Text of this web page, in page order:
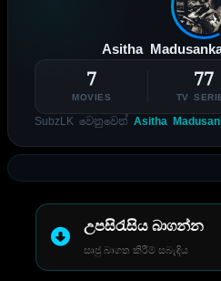
Asitha
7
MOVIES
77
TV
SubzLK වෙනුවෙන් Asitha
උපසිරැසිය බාගන්න
සෘජු බාගත කිරීම් සබැඳිය